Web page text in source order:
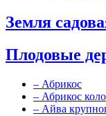
Земля
Плодовые
– Абрикос
– Абрикос
– Айва